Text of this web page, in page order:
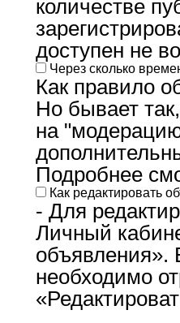
количестве
доступен не
Через сколько
Как правило
Но бывает
на
Подробнее
Как редактировать
- Для
Личный
объявления».
необходимо